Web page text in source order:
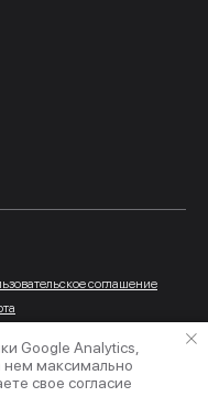
соглашение
защищены.
Google Analytics,
нем максимально
свое согласие